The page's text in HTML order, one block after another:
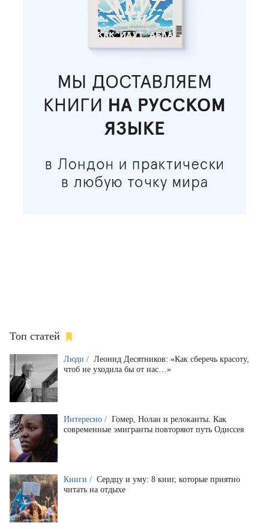
Топ статей
Люди / Леонид Десятников: «Как сберечь красоту,
чтоб не уходила бы от нас…»
Интересно / Гомер, Нолан и релоканты. Как
современные эмигранты повторяют путь Одиссея
Книги / Сердцу и уму: 8 книг, которые приятно
читать на отдыхе